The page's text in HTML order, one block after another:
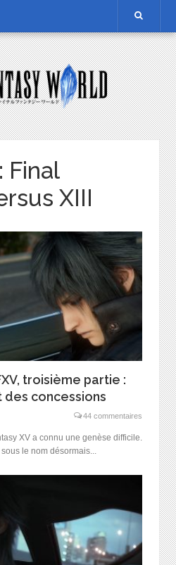
Final
XIII
troisième partie :
concessions
44 commentaires
XV a connu une genèse difficile.
le nom désormais...